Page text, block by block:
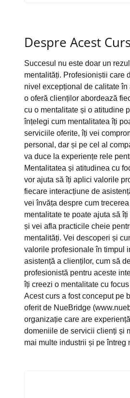
Despre Acest
Succesul nu este doar un
mentalități. Profesioniștii care
nivel excepțional de calitate în
o oferă clienților abordează
cu o mentalitate și o atitudine
înțelegi cum mentalitatea îți
serviciile oferite, îți vei
personal, dar și pe cel al
va duce la experiențe rele
Mentalitatea și atitudinea cu
vor ajuta să îți aplici valorile
fiecare interacțiune de
vei învăța despre cum
mentalitate te poate ajuta să
și vei afla practicile cheie
mentalități. Vei descoperi și
valorile profesionale în timpul
asistență a clienților, cum să
profesionistă pentru aceste
îți creezi o mentalitate cu
Acest curs a fost conceput pe
oferit de NueBridge
organizație care are
domeniile de servicii clienți și
mai multe industrii și pe întreg